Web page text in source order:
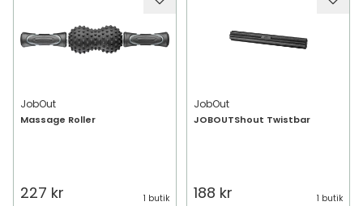
JobOut
Massage Roller
227 kr 1 butik
JobOut
JOBOUTShout Twistbar
188 kr 1 butik